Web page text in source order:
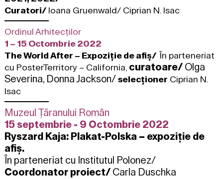
Curatori/Ioana Gruenwald/ Ciprian N. Isac
Ordinul Arhitecților
1 – 15 Octombrie 2022
The World After – Expoziție de afiș/ În parteneriat
cu PosterTerritory – California, curatoare/Olga
Severina, Donna Jackson/selecționer Ciprian N.
Isac
Muzeul Țăranului Român
15 septembrie - 9 Octombrie 2022
Ryszard Kaja: Plakat-Polska – expoziție de
afiș.
În parteneriat cu Institutul Polonez/
Coordonator proiect/Carla Duschka